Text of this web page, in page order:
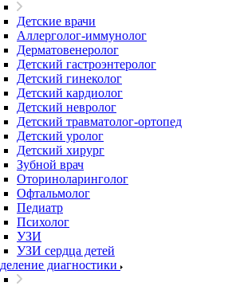
Детские врачи
Аллерголог-иммунолог
Дерматовенеролог
Детский гастроэнтеролог
Детский гинеколог
Детский кардиолог
Детский невролог
Детский травматолог-ортопед
Детский уролог
Детский хирург
Зубной врач
Оториноларинголог
Офтальмолог
Педиатр
Психолог
УЗИ
УЗИ сердца детей
диагностики